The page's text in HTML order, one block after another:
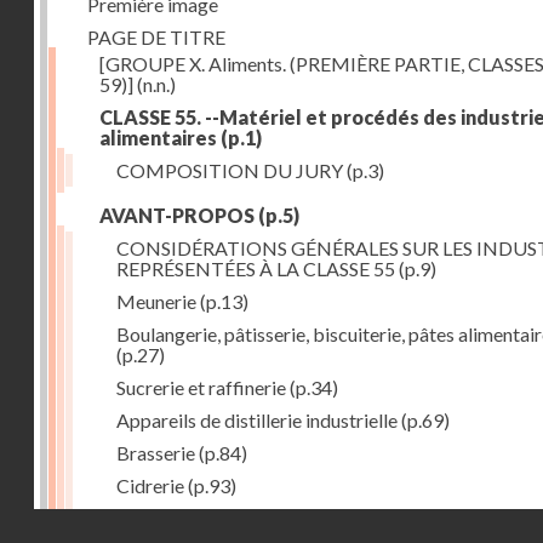
PAGE DE TITRE
[GROUPE X. Aliments. (PREMIÈRE PARTIE,
59)](n.n.)
CLASSE 55. --Matériel et procédés des
alimentaires (p.1)
COMPOSITION DU JURY(p.3)
AVANT-PROPOS (p.5)
CONSIDÉRATIONS GÉNÉRALES SUR LES
REPRÉSENTÉES À LA CLASSE 55 (p.9)
Meunerie(p.13)
Boulangerie, pâtisserie, biscuiterie, pâtes
(p.27)
Sucrerie et raffinerie(p.34)
Appareils de distillerie industrielle(p.69)
Brasserie(p.84)
Cidrerie(p.93)